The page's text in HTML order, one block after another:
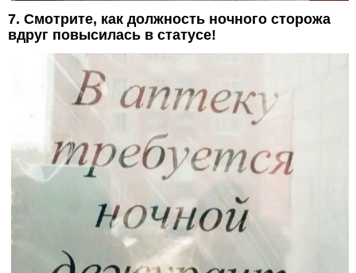
7. Смотрите, как должность ночного сторожа
вдруг повысилась в статусе!